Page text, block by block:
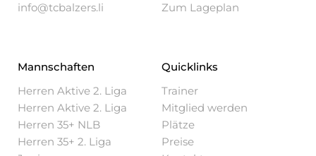
info@tcbalzers.li
Zum Lageplan
Mannschaften
Herren Aktive 2. Liga
Herren Aktive 2. Liga
Herren 35+ NLB
Herren 35+ 2. Liga
Quicklinks
Trainer
Mitglied werden
Plätze
Preise